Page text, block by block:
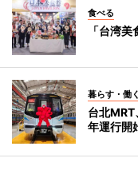
食べる
「台湾
暮らす・働く
台北
年運行開